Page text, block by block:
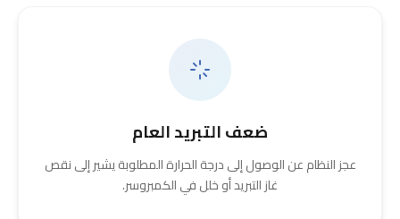
ضعف التبريد العام
عجز النظام عن الوصول إلى درجة الحرارة المطلوبة يشير إلى نقص
غاز التبريد أو خلل في الكمبروسر.